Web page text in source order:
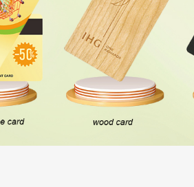
আরএফআইডি / এনএফসি কার্ড
আরএফআইডি ইপোক্সি কার্ড প্রকল্প-ভিত্তিক কার্ড
কাঠের আরএফআইডি কার্ড ধাতব কার্ড
পরিবেশবান্ধব কার্ড